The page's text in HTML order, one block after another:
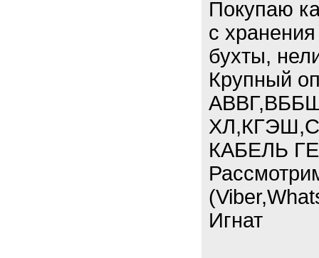
Покупаю
с
бухты,
Крупный
КАБЕЛЬ
Игнат